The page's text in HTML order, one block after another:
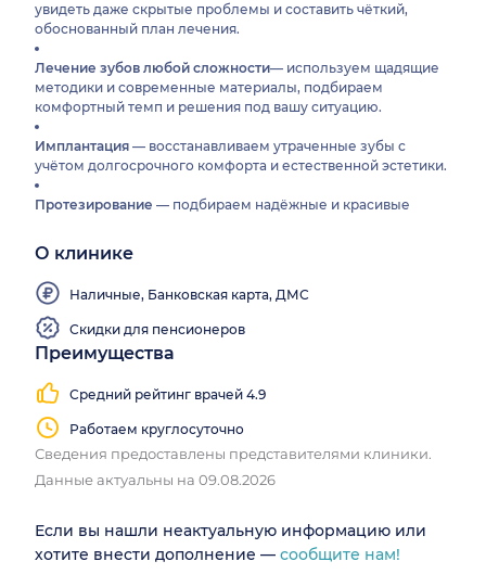
увидеть даже скрытые проблемы и составить чёткий,
обоснованный план лечения.
Лечение зубов любой сложности— используем щадящие
методики и современные материалы, подбираем
комфортный темп и решения под вашу ситуацию.
Имплантация — восстанавливаем утраченные зубы с
учётом долгосрочного комфорта и естественной эстетики.
Протезирование — подбираем надёжные и красивые
снова стала уверенной и яркой.
Отбеливание и профессиональная гигиена
зубам природную белизну и здоровье, составляем
индивидуальные программы ухода для стойкого
результата.
Ортодонтия
помощью современных систем, в том числе незаметных
вариантов.
Пародонтология— лечим и профилактируем заболевания
дёсен, ведь здоровые дёсны — основа крепких зубов на
О клинике
Наличные, Банковская карта, ДМС
Скидки для пенсионеров
Преимущества
Средний рейтинг врачей 4.9
Работаем круглосуточно
Сведения предоставлены представителями клиники.
Данные актуальны на 09.08.2026
Если вы нашли неактуальную информацию или
хотите внести дополнение — сообщите нам!